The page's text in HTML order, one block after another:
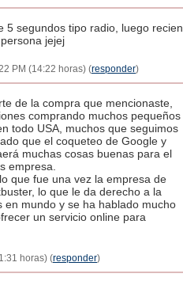
5 segundos tipo radio, luego recien
jejej
PM (14:22 horas) (responder)
de la compra que mencionaste,
comprando muchos pequeños
todo USA, muchos que seguimos
que el coqueteo de Google y
muchas cosas buenas para el
empresa.
que fue una vez la empresa de
lo que le da derecho a la
mundo y se ha hablado mucho
un servicio online para
horas) (responder)